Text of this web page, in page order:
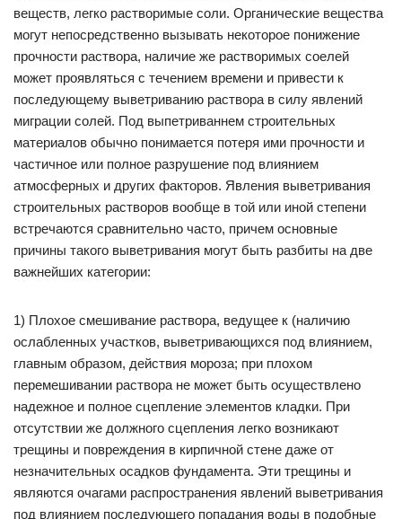
веществ, легко растворимые соли. Органические вещества
могут непосредственно вызывать некоторое понижение
прочности раствора, наличие же растворимых coелей
может проявляться с течением времени и привести к
последующему выветриванию раствора в силу явлений
миграции солей. Под выпетриваннем строительных
материалов обычно понимается потеря ими прочности и
частичное или полное разрушение под влиянием
атмосферных и других факторов. Явления выветривания
строительных растворов вообще в той или иной степени
встречаются сравнительно часто, причем основные
причины такого выветривания могут быть разбиты на две
важнейших категории:
1) Плохое смешивание раствора, ведущее к (наличию
ослабленных участков, выветривающихся под влиянием,
главным образом, действия мороза; при плохом
перемешивании раствора не может быть осуществлено
надежное и полное сцепление элементов кладки. При
отсутствии же должного сцепления легко возникают
трещины и повреждения в кирпичной стене даже от
незначительных осадков фундамента. Эти трещины и
являются очагами распространения явлений выветривания
под влиянием последующего попадания воды в подобные